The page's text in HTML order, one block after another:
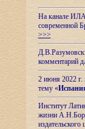
На канале ИЛА
современной
>>>
комментарий
2 июня 2022 г.
тему «
Институт
жизни